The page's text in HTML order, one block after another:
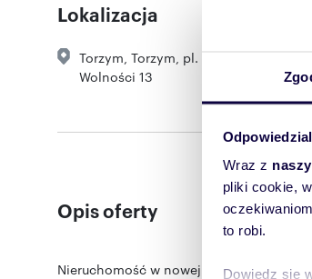
Wraz z
pliki cookie,
to robi.
Dowiedz się
Lokalizacja
Torzym, Torzym, pl.
Wolności 13
Opis oferty
Nieruchomość w nowej cenie!